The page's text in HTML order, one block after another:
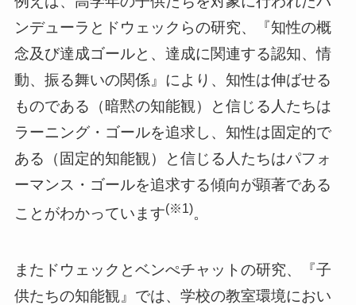
ンデューラとドウェックらの研究、『知性の概
念及び達成ゴールと、達成に関連する認知、情
動、振る舞いの関係』により、知性は伸ばせる
ものである（暗黙の知能観）と信じる人たちは
ラーニング・ゴールを追求し、知性は固定的で
ある（固定的知能観）と信じる人たちはパフォ
ーマンス・ゴールを追求する傾向が顕著である
ことがわかっています(※1)。
またドウェックとベンぺチャットの研究、『子
供たちの知能観』では、学校の教室環境におい